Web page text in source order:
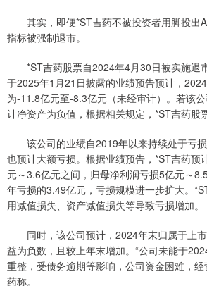
其实，即便*ST吉药不被投资者用脚投出A
指标被强制退市。
*ST吉药股票自2024年4月30日被实施退
于2025年1月21日披露的业绩预告预计，
为-11.8亿元至-8.3亿元（未经审计）。若该
计净资产为负值，根据相关规定，*ST吉药股
该公司的业绩自2019年以来持续处于亏
也预计大额亏损。根据业绩预告，*ST吉药预
元～3.6亿元之间，归母净利润亏损5亿元～
年亏损的3.49亿元，亏损规模进一步扩大。
用减值损失、资产减值损失等导致亏损增加。
同时，该公司预计，2024年末归属于上市
益为负数，且较上年末增加。“公司未能于
重整，受债务逾期等影响，公司资金困难，
药称。